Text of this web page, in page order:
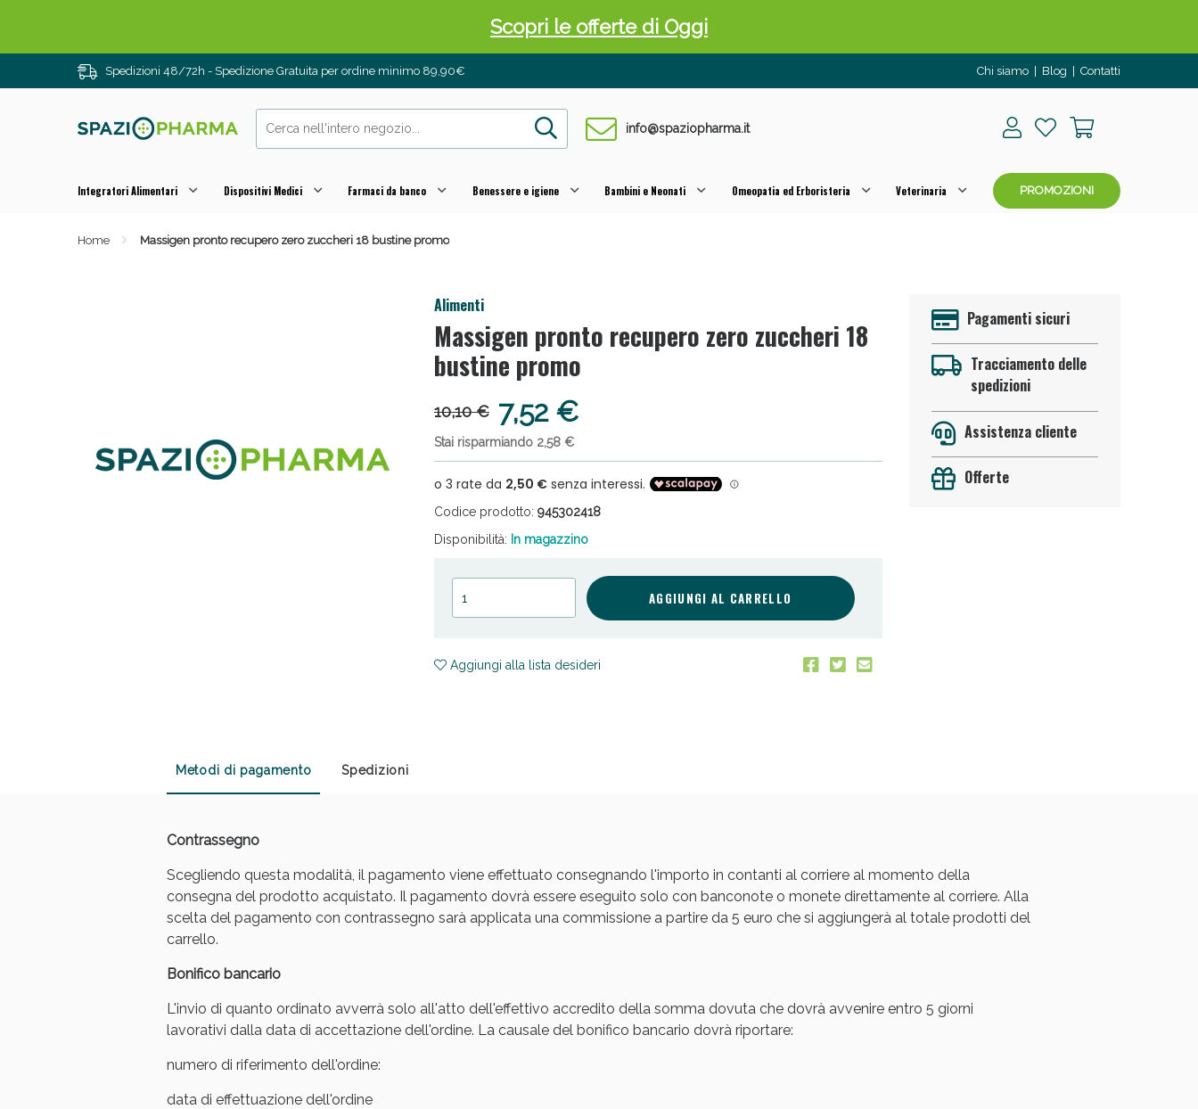
Spedizioni 48/72h - Spedizione Gratuita per ordine minimo 89,90€ Chi siamo Blog Contatti
info@spaziopharma.it
Integratori Alimentari Dispositivi Medici Farmaci da banco Benessere e igiene Bambini e Neonati Omeopatia ed Erboristeria Veterinaria PROMOZIONI
Home Massigen pronto recupero zero zuccheri 18 bustine promo
Alimenti
Massigen pronto recupero zero zuccheri 18
bustine promo
10,10 € 7,52 €
Stai risparmiando 2,58 €
Codice prodotto: 945302418
Disponibilità: In magazzino
AGGIUNGI AL CARRELLO
Aggiungi alla lista desideri
Pagamenti sicuri
Tracciamento delle
spedizioni
Assistenza cliente
Offerte
Metodi di pagamento Spedizioni
Contrassegno
Scegliendo questa modalità, il pagamento viene effettuato consegnando l'importo in contanti al corriere al momento della
consegna del prodotto acquistato. Il pagamento dovrà essere eseguito solo con banconote o monete direttamente al corriere. Alla
scelta del pagamento con contrassegno sarà applicata una commissione a partire da 5 euro che si aggiungerà al totale prodotti del
carrello.
Bonifico bancario
L'invio di quanto ordinato avverrà solo all'atto dell'effettivo accredito della somma dovuta che dovrà avvenire entro 5 giorni
lavorativi dalla data di accettazione dell'ordine. La causale del bonifico bancario dovrà riportare:
numero di riferimento dell'ordine:
data di effettuazione dell'ordine
Scopri le offerte di Oggi
Drenanti e Pancia Piatta: Sconti fino al 55% validi solo per OGGI!
Anticellulite e Fanghi: Sconto fino al 40% valido oggi!